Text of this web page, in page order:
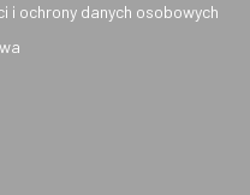
i ochrony danych osobowych